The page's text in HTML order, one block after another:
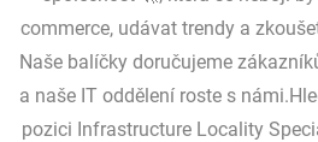
commerce, udávat trendy a
Naše balíčky doručujeme
a naše IT oddělení roste s
pozici Infrastructure Locality